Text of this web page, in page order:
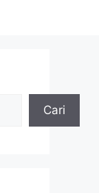
Cari